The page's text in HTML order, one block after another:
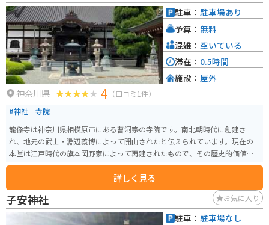
神奈川県 4 （口コミ1件）
#神社｜寺院
龍像寺は神奈川県相模原市にある曹洞宗の寺院です。南北朝時代に創建さ
れ、地元の武士・淵辺義博によって開山されたと伝えられています。現在の
本堂は江戸時代の旗本岡野家によって再建されたもので、その歴史的価値と
美しさから地域の人々に親しまれています。境内には旗本岡野家の墓所もあ
詳しく見る
駐車： 駐車場あり
予算： 無料
混雑： 空いている
滞在： 0.5時間
施設： 屋外
子安神社 お気に入り
駐車： 駐車場なし